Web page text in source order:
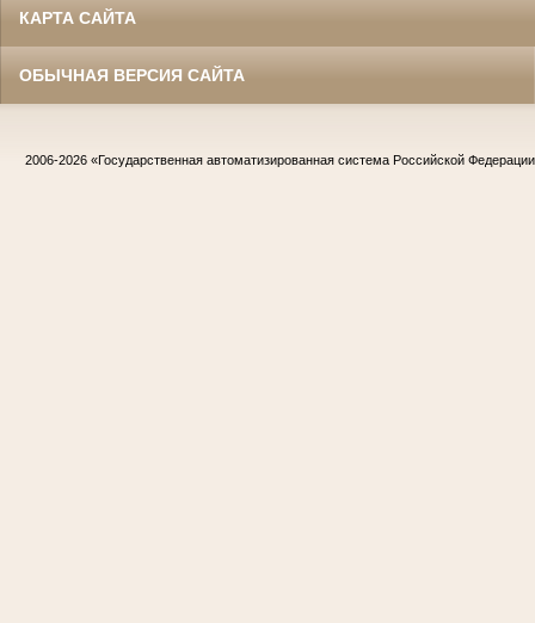
КАРТА САЙТА
ОБЫЧНАЯ ВЕРСИЯ САЙТА
2006-2026 «Государственная автоматизированная система Российской